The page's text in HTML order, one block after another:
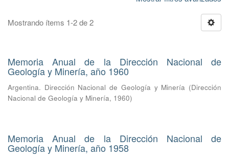
Mostrando ítems 1-2 de 2
Memoria Anual de la Dirección Nacional de
Geología y Minería, año 1960
Argentina. Dirección Nacional de Geología y Minería (Dirección
Nacional de Geología y Minería, 1960)
Memoria Anual de la Dirección Nacional de
Geología y Minería, año 1958